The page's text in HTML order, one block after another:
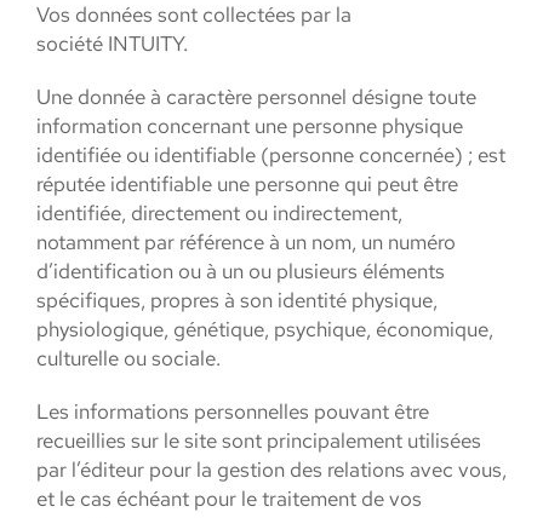
Vos données sont collectées par la
société INTUITY.
Une donnée à caractère personnel désigne toute
information concernant une personne physique
identifiée ou identifiable (personne concernée) ; est
réputée identifiable une personne qui peut être
identifiée, directement ou indirectement,
notamment par référence à un nom, un numéro
d’identification ou à un ou plusieurs éléments
spécifiques, propres à son identité physique,
physiologique, génétique, psychique, économique,
culturelle ou sociale.
Les informations personnelles pouvant être
recueillies sur le site sont principalement utilisées
par l’éditeur pour la gestion des relations avec vous,
et le cas échéant pour le traitement de vos